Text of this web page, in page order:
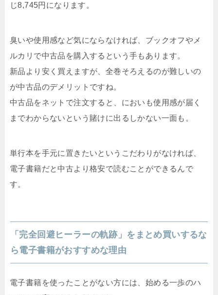
じ8,745円になります。
臭いや使用感など気にならなければ、ブックオフやメ
ルカリで中古品を購入するという手もあります。
新品より安く買えますが、全巻そろえるのが難しいの
が中古品のデメリットですね。
中古品をネットで注文すると、においも使用感が届く
までわからないという賭けに出るしかない一面も。
単行本を手元に置きたいというこだわりがなければ、
電子書籍だと中古より格安で読むことができるんで
す。
「完全回避ヒーラーの軌跡」をまとめ買いするな
ら電子書籍がおすすめな理由
電子書籍を使ったことがない方には、始める一歩のハ